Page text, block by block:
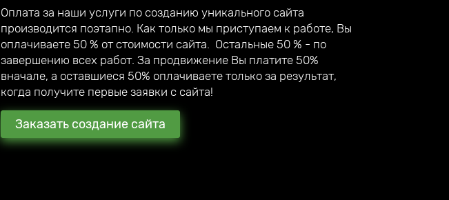
Оплата за наши услуги по созданию уникального сайта
производится поэтапно. Как только мы приступаем к работе, Вы
оплачиваете 50 % от стоимости сайта. Остальные 50 % - по
завершению всех работ. За продвижение Вы платите 50%
вначале, а оставшиеся 50% оплачиваете только за результат,
когда получите первые заявки с сайта!
Заказать создание сайта